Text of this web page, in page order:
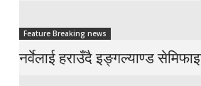
Feature Breaking news
नर्वेलाई हराउँदै इङ्गल्याण्ड